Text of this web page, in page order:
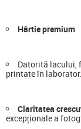
Hârtie premium
Datorită lacului,
printate în laborator.
Claritatea
excepționale a